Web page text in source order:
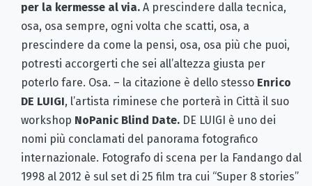
per la kermesse al via. A prescindere dalla tecnica,
osa, osa sempre, ogni volta che scatti, osa, a
prescindere da come la pensi, osa, osa più che puoi,
potresti accorgerti che sei all’altezza giusta per
poterlo fare. Osa. – la citazione è dello stesso Enrico
DE LUIGI, l’artista riminese che porterà in Città il suo
workshop NoPanic Blind Date. DE LUIGI è uno dei
nomi più conclamati del panorama fotografico
internazionale. Fotografo di scena per la Fandango dal
1998 al 2012 è sul set di 25 film tra cui “Super 8 stories”